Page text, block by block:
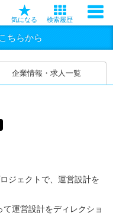
気になる 検索履歴
ちらから
企業情報・求人一覧
ジェクトで、運営設計を
運営設計をディレクショ